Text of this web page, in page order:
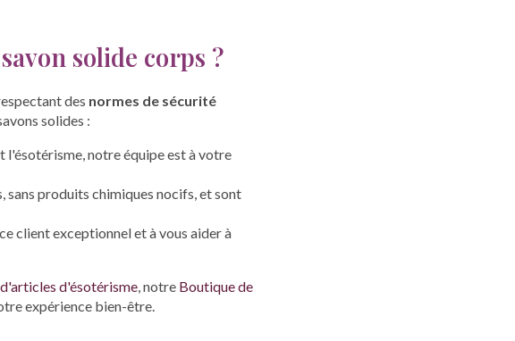
solide corps ?
des normes de sécurité
solides :
l'ésotérisme, notre équipe est à votre
produits chimiques nocifs, et sont
client exceptionnel et à vous aider à
d'ésotérisme, notre Boutique de
expérience bien-être.